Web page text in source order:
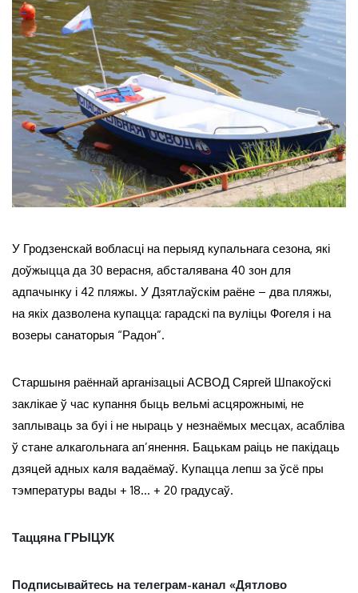
У Гродзенскай вобласці на перыяд купальнага сезона, які
доўжыцца да 30 верасня, абсталявана 40 зон для
адпачынку і 42 пляжы. У Дзятлаўскім раёне – два пляжы,
на якіх дазволена купацца: гарадскі па вуліцы Фогеля і на
возеры санаторыя “Радон”.
Старшыня раённай арганізацыі АСВОД Сяргей Шпакоўскі
заклікае ў час купання быць вельмі асцярожнымі, не
заплываць за буі і не ныраць у незнаёмых месцах, асабліва
ў стане алкагольнага ап’янення. Бацькам раіць не пакідаць
дзяцей адных каля вадаёмаў. Купацца лепш за ўсё пры
тэмпературы вады + 18… + 20 градусаў.
Таццяна ГРЫЦУК
Подписывайтесь на телеграм-канал «Дятлово